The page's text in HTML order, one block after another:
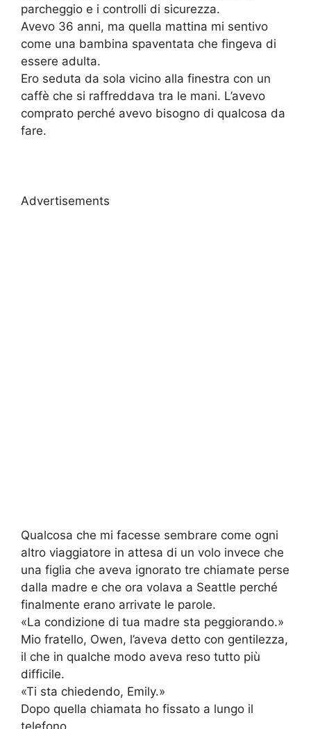
parcheggio e i controlli di sicurezza.
Avevo 36 anni, ma quella mattina mi sentivo
come una bambina spaventata che fingeva di
essere adulta.
Ero seduta da sola vicino alla finestra con un
caffè che si raffreddava tra le mani. L’avevo
comprato perché avevo bisogno di qualcosa da
fare.
Advertisements
Qualcosa che mi facesse sembrare come ogni
altro viaggiatore in attesa di un volo invece che
una figlia che aveva ignorato tre chiamate perse
dalla madre e che ora volava a Seattle perché
finalmente erano arrivate le parole.
«La condizione di tua madre sta peggiorando.»
Mio fratello, Owen, l’aveva detto con gentilezza,
il che in qualche modo aveva reso tutto più
difficile.
«Ti sta chiedendo, Emily.»
Dopo quella chiamata ho fissato a lungo il